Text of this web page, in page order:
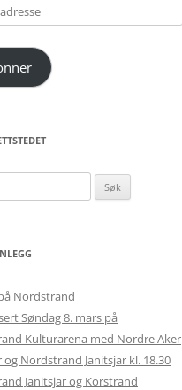
Nordstrand
Søndag 8. mars på
Kulturarena med Nordre Aker
og Nordstrand Janitsjar kl. 18.30
Janitsjar og Korstrand